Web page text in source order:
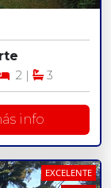
2 | 3
info
EXCELENTE